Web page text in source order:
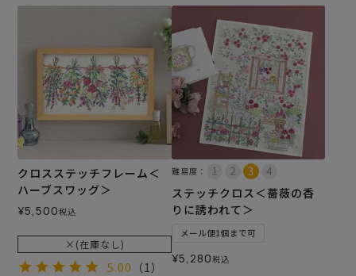
クロスステッチフレーム＜
ハーブスワッグ＞
¥5,500税込
×(在庫なし)
5.00 （1）
難易度：
ステッチクロス＜薔薇の香
りに誘われて＞
メール便1個まで可
¥5,280税込